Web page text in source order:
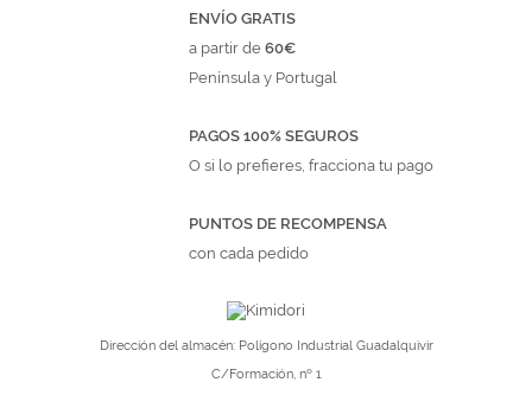
ENVÍO GRATIS
a partir de60€
Península y Portugal
PAGOS 100% SEGUROS
O si lo prefieres, fracciona tu pago
PUNTOS DE RECOMPENSA
con cada pedido
Dirección del almacén: Polígono Industrial Guadalquivir
C/Formación, nº 1